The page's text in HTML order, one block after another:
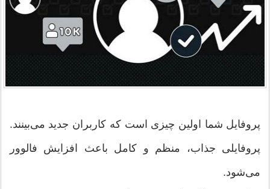
پروفایل شما اولین چیزی است که کاربران جدید می‌بینند.
پروفایلی جذاب، منظم و کامل باعث افزایش فالوور
می‌شود.